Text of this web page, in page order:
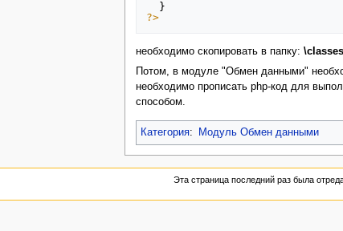
}
?>
необходимо скопировать в папку:
Потом, в модуле "Обмен данными"
необходимо прописать php-код для
способом.
Категория: Модуль Обмен данными
Эта страница последний раз была